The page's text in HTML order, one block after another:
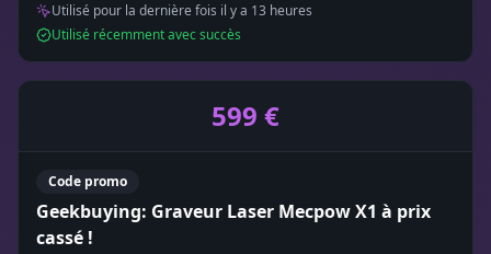
Utilisé pour la dernière fois il y a 13 heures
Utilisé récemment avec succès
599 €
Code promo
Geekbuying: Graveur Laser Mecpow X1 à prix
cassé !